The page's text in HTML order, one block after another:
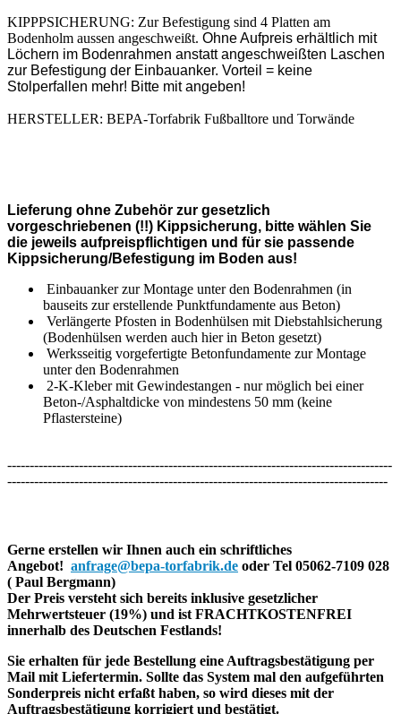
KIPPPSICHERUNG: Zur Befestigung sind 4 Platten am
Bodenholm aussen angeschweißt. Ohne Aufpreis erhältlich mit
Löchern im Bodenrahmen anstatt angeschweißten Laschen
zur Befestigung der Einbauanker. Vorteil = keine
Stolperfallen mehr! Bitte mit angeben!
HERSTELLER: BEPA-Torfabrik Fußballtore und Torwände
Lieferung ohne Zubehör zur gesetzlich
vorgeschriebenen (!!) Kippsicherung, bitte wählen Sie
die jeweils aufpreispflichtigen und für sie passende
Kippsicherung/Befestigung im Boden aus!
Einbauanker zur Montage unter den Bodenrahmen (in
bauseits zur erstellende Punktfundamente aus Beton)
Verlängerte Pfosten in Bodenhülsen mit Diebstahlsicherung
(Bodenhülsen werden auch hier in Beton gesetzt)
Werksseitig vorgefertigte Betonfundamente zur Montage
unter den Bodenrahmen
2-K-Kleber mit Gewindestangen - nur möglich bei einer
Beton-/Asphaltdicke von mindestens 50 mm (keine
Pflastersteine)
--------------------------------------------------------------------------------------
-------------------------------------------------------------------------------------
Gerne erstellen wir Ihnen auch ein schriftliches
Angebot! anfrage@bepa-torfabrik.de oder Tel 05062-7109 028
( Paul Bergmann)
Der Preis versteht sich bereits inklusive gesetzlicher
Mehrwertsteuer (19%) und ist FRACHTKOSTENFREI
innerhalb des Deutschen Festlands!
Sie erhalten für jede Bestellung eine Auftragsbestätigung per
Mail mit Liefertermin. Sollte das System mal den aufgeführten
Sonderpreis nicht erfaßt haben, so wird dieses mit der
Auftragsbestätigung korrigiert und bestätigt.